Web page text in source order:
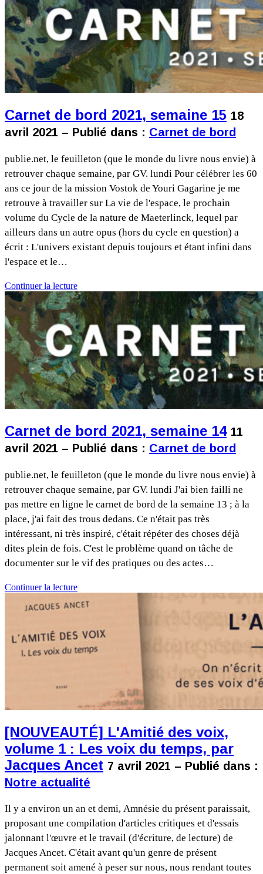
Carnet de bord 2021, semaine 15 18
avril 2021 – Publié dans : Carnet de bord
publie.net, le feuilleton (que le monde du livre nous envie) à
retrouver chaque semaine, par GV. lundi Pour célébrer les 60
ans ce jour de la mission Vostok de Youri Gagarine je me
retrouve à travailler sur La vie de l'espace, le prochain
volume du Cycle de la nature de Maeterlinck, lequel par
ailleurs dans un autre opus (hors du cycle en question) a
écrit : L'univers existant depuis toujours et étant infini dans
l'espace et le…
Continuer la lecture
Carnet de bord 2021, semaine 14 11
avril 2021 – Publié dans : Carnet de bord
publie.net, le feuilleton (que le monde du livre nous envie) à
retrouver chaque semaine, par GV. lundi J'ai bien failli ne
pas mettre en ligne le carnet de bord de la semaine 13 ; à la
place, j'ai fait des trous dedans. Ce n'était pas très
intéressant, ni très inspiré, c'était répéter des choses déjà
dites plein de fois. C'est le problème quand on tâche de
documenter sur le vif des pratiques ou des actes…
Continuer la lecture
[NOUVEAUTÉ] L'Amitié des voix,
volume 1 : Les voix du temps, par
Jacques Ancet 7 avril 2021 – Publié dans :
Notre actualité
Il y a environ un an et demi, Amnésie du présent paraissait,
proposant une compilation d'articles critiques et d'essais
jalonnant l'œuvre et le travail (d'écriture, de lecture) de
Jacques Ancet. C'était avant qu'un genre de présent
permanent soit amené à peser sur nous, nous rendant toutes